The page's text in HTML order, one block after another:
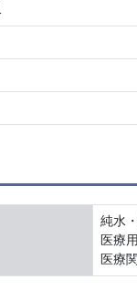
純水
医療
医療